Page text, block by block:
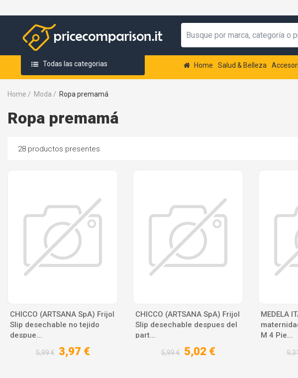
Todas las categorias Home Salud & Belleza
Home / Moda / Ropa premamá
Ropa premamá
28 productos presentes
CHICCO (ARTSANA SpA) Frijol
Slip desechable no tejido
despue...
5,99 € 3,97 €
CHICCO (ARTSANA SpA) Frijol
Slip desechable despues del
part...
5,99 € 5,02 €
MEDELA
M 4 Pie...